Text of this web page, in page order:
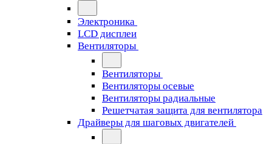
Электроника
LCD дисплеи
Вентиляторы
Вентиляторы
Вентиляторы осевые
Вентиляторы радиальные
Решетчатая защита для вентилятора
Драйверы для шаговых двигателей